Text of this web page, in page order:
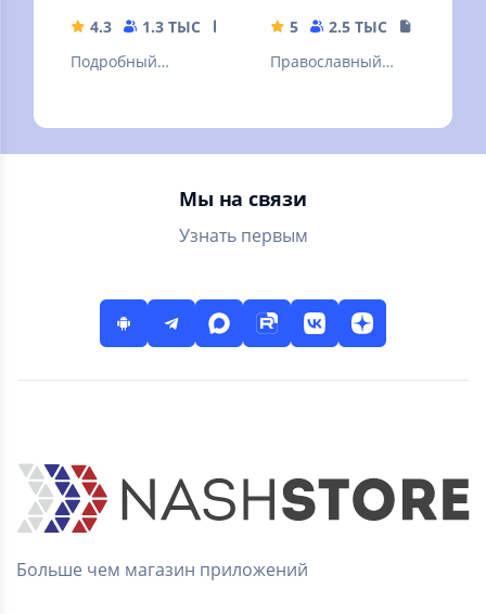
4.3 1.3 ТЫС
2.89 MB
Подробный
коннекторов.
5 2.5 ТЫС
Православный
Мы на связи
Узнать первым
Больше чем магазин приложений